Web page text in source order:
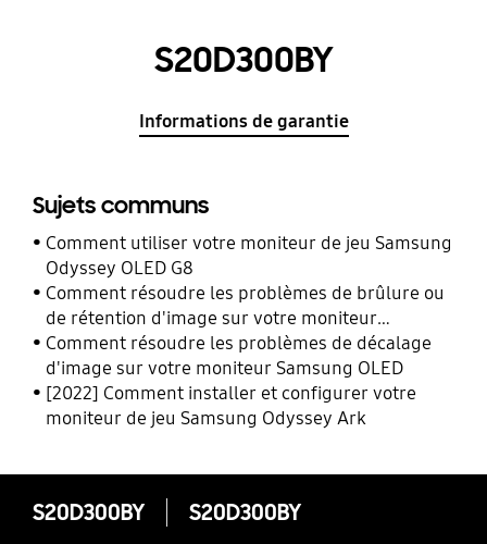
S20D300BY
Informations de garantie
Sujets communs
Comment utiliser votre moniteur de jeu Samsung
Odyssey OLED G8
Comment résoudre les problèmes de brûlure ou
de rétention d'image sur votre moniteur
Samsung OLED
Comment résoudre les problèmes de décalage
d'image sur votre moniteur Samsung OLED
[2022] Comment installer et configurer votre
moniteur de jeu Samsung Odyssey Ark
S20D300BY S20D300BY